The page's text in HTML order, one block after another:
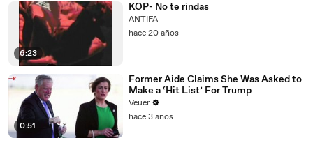
6:23
KOP- No te rindas
ANTIFA
hace 20 años
0:51
Former Aide Claims She Was Asked to
Make a ‘Hit List’ For Trump
Veuer
hace 3 años